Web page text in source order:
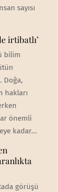
sayısı
irtibatlı’
bilim
Doğa,
hakları
önemli
kadar...
görüşü